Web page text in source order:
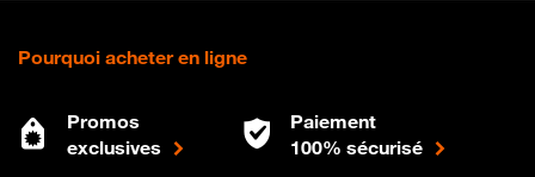
Pourquoi acheter en ligne
Promos
exclusives
Paiement
100% sécurisé